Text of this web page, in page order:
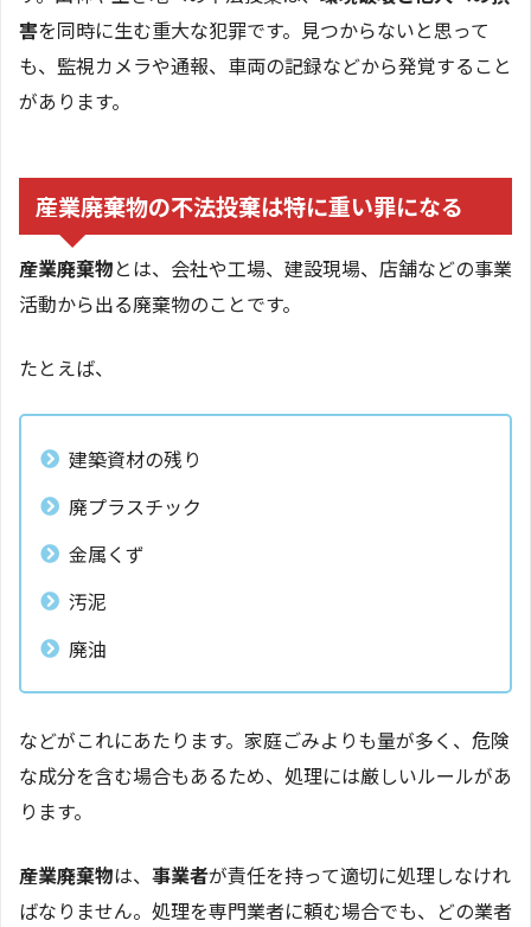
害を同時に生む重大な犯罪です。見つからないと思って
も、監視カメラや通報、車両の記録などから発覚すること
があります。
産業廃棄物の不法投棄は特に重い罪になる
産業廃棄物とは、会社や工場、建設現場、店舗などの事業
活動から出る廃棄物のことです。
たとえば、
建築資材の残り
廃プラスチック
金属くず
汚泥
廃油
などがこれにあたります。家庭ごみよりも量が多く、危険
な成分を含む場合もあるため、処理には厳しいルールがあ
ります。
産業廃棄物は、 事業者が責任を持って適切に処理しなけれ
ばなりません。処理を専門業者に頼む場合でも、どの業者